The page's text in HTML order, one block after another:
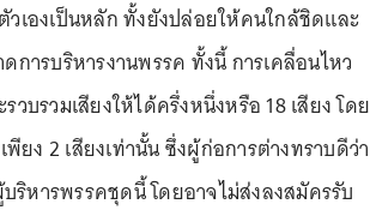
เองเป็นหลัก ทั้งยังปล่อยให้คนใกล้ชิดและ
ารบริหารงานพรรค ทั้งนี้ การเคลื่อนไหว
บรวมเสียงให้ได้ครึ่งหนึ่งหรือ 18 เสียง โดย
ยง 2 เสียงเท่านั้น ซึ่งผู้ก่อการต่างทราบดีว่า
ริหารพรรคชุดนี้ โดยอาจไม่ส่งลงสมัครรับ